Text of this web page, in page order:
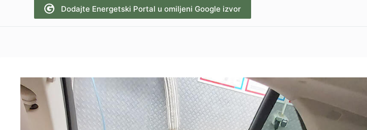
Dodajte Energetski Portal u omiljeni Google izvor